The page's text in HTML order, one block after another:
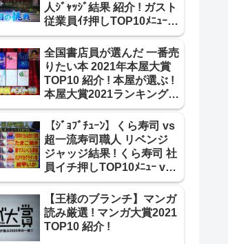
人ｼﾞｬｯｼﾞ結果 紹介 ! ガスト
従業員ｲﾁ押しTOP10ﾒﾆｭｰ
vs 超一流料理人 合格･不合
格 結果 !
全国書店員が選んだ 一番売
りたい本 2021年本屋大賞
TOP10 紹介 ! 本屋が選ぶ !
本屋大賞2021ランキング
TOP10【王様のブランチ】
【ｼﾞｮﾌﾞﾁｭｰﾝ】くら寿司 vs
超一流寿司職人 リベンジ
ジャッジ結果 ! くら寿司 社
員イチ押しTOP10ﾒﾆｭｰ vs
超一流寿司職人 ﾘﾍﾞﾝｼﾞ結果
【王様のブランチ】マンガ
読み厳選 ! マンガ大賞2021
TOP10 紹介 !